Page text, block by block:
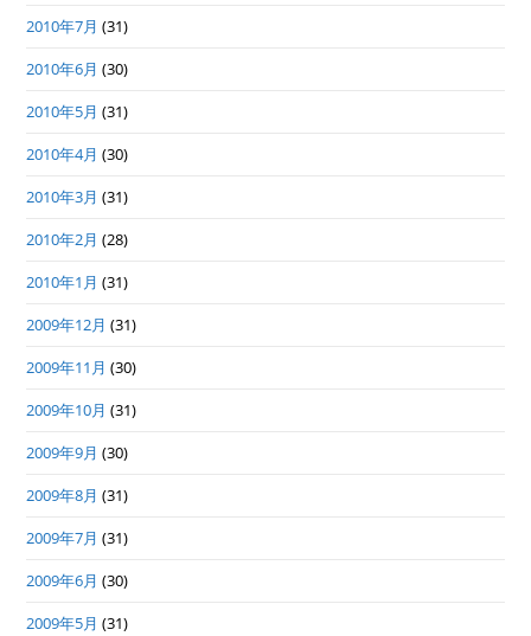
2010年7月 (31)
2010年6月 (30)
2010年5月 (31)
2010年4月 (30)
2010年3月 (31)
2010年2月 (28)
2010年1月 (31)
2009年12月 (31)
2009年11月 (30)
2009年10月 (31)
2009年9月 (30)
2009年8月 (31)
2009年7月 (31)
2009年6月 (30)
2009年5月 (31)